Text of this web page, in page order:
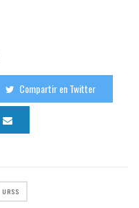
Compartir en Twitter
URSS